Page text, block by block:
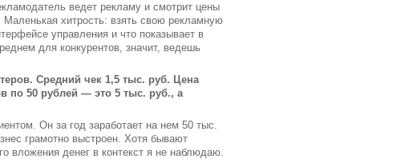
ведет рекламу и смотрит цены
хитрость: взять свою рекламную
управления и что показывает в
для конкурентов, значит, ведешь
Средний чек 1,5 тыс. руб. Цена
по 50 рублей — это 5 тыс. руб., а
Он за год заработает на нем 50 тыс.
грамотно выстроен. Хотя бывают
вложения денег в контекст я не наблюдаю.